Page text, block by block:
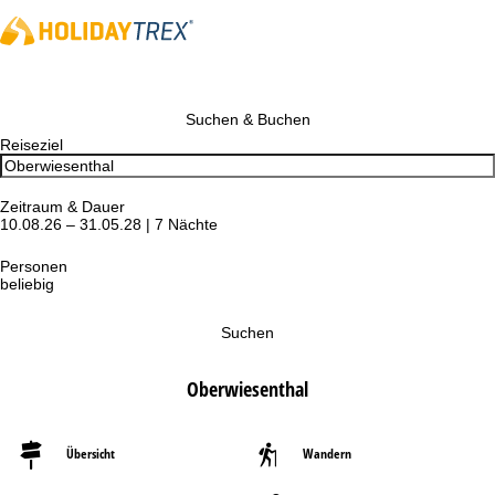
Suchen & Buchen
Reiseziel
Zeitraum & Dauer
10.08.26 – 31.05.28 | 7 Nächte
Personen
beliebig
Suchen
Oberwiesenthal
Übersicht Wandern